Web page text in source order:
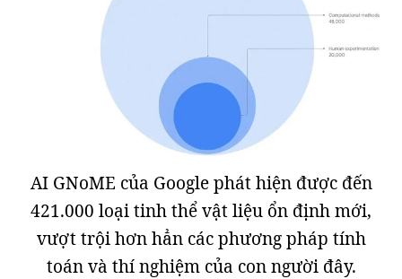
AI GNoME của Google phát hiện được đến
421.000 loại tinh thể vật liệu ổn định mới,
vượt trội hơn hẳn các phương pháp tính
toán và thí nghiệm của con người đây.